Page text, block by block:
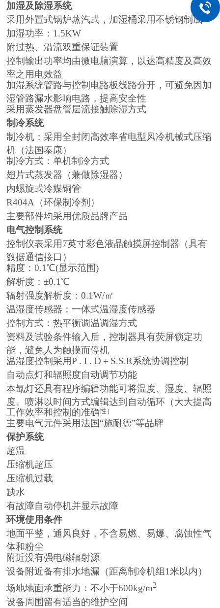
加湿及除湿系统
采用外置式锅炉蒸汽式，加湿桶采用不锈钢制成
加湿功率：1.5KW
附过热、溢流双重保证装置
控制输出功率均由微电脑演算，以达高精度及高效
率之用电效益
加湿系统管路与控制电路板线路分开，可避免因加
湿管路漏水影响电路，提高安全性
采用蒸发器盘管层流接触除湿方式
制冷系统
制冷机：采用全封闭高效率省电型风冷机械式压缩
机（法国泰康）
制冷方式：单机制冷方式
翅片式蒸发器（兼做除湿器）
内螺旋式冷媒铜管
R404A（环保制冷剂）
主要部件均采用优质品牌产品
电气控制系统
控制仪表采用7英寸彩色液晶触摸屏控制器（具有
数据通信接口）
精度：0.1℃(显示范围)
解析度：±0.1℃
辐射强度解析度：0.1W/㎡
温湿度传感器：一体式温湿度传感器
控制方式：热平衡调温调湿方式
资料及试验条件输入后，控制器具有荧屏锁定功
能，避免人为触摸而停机
温湿度控制采用P . I . D＋S.S.R系统协调控制
自动点灯和辐照度自动调节功能
本氙灯还具有程序编辑功能可将温度、湿度、辐照
度、喷淋以时间方式编辑达到自动循环（大大提高
工作效率和控制的准确性）
主要电气元件采用法国“施耐德”等品牌
保护系统
超温
压缩机超压
压缩机过载
缺水
有故障自动停机并显示故障
环境使用条件
地面平整，通风良好，不含易燃、易爆、腐蚀性气
体和粉尘
附近没有强电磁辐射源
设备附近备有排水地漏（距离制冷机组1米以内）
场地地面承重能力：不小于600kg/m2
设备周围留有适当的维护空间